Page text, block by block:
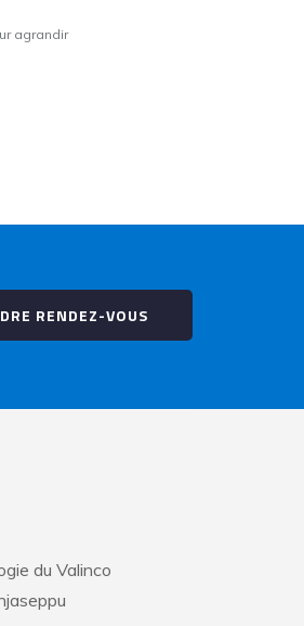
agrandir
RENDEZ-VOUS
du Valinco